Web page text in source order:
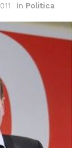
in Politica